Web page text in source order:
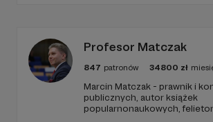
Profesor Matczak
847 patronów 34800 zł
Marcin Matczak - prawnik i
publicznych, autor książek
popularnonaukowych,